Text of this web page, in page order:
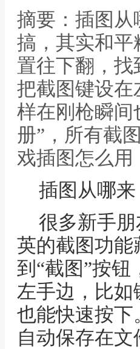
摘要：插图从
搞，其实和平
置往下翻，找
把截图键设在
样在刚枪瞬间
册”，所有截
戏插图怎么
插图从哪来
很多新手
英的截图功能
到“截图”按
左手边，比如
也能快速按下
自动保存在